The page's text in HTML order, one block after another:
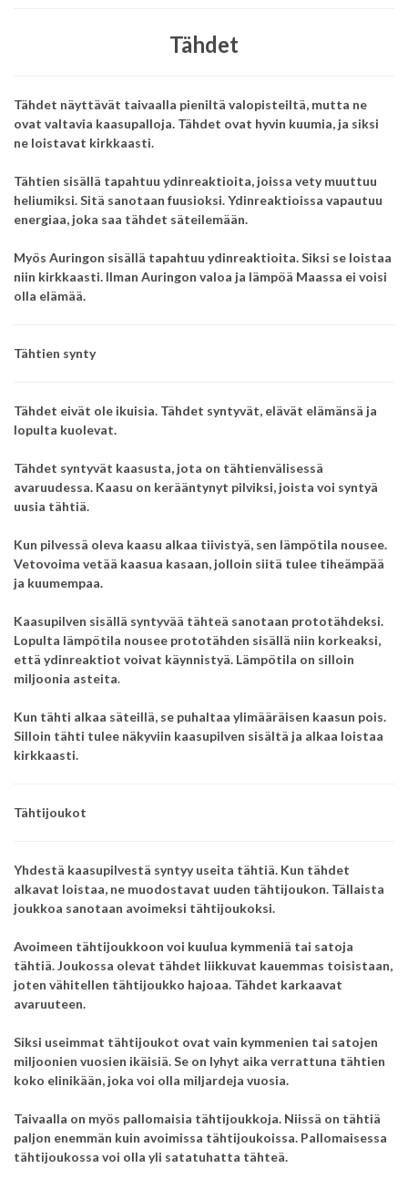
Tähdet
Tähdet näyttävät taivaalla pieniltä valopisteiltä, mutta ne
ovat valtavia kaasupalloja. Tähdet ovat hyvin kuumia, ja siksi
ne loistavat kirkkaasti.
Tähtien sisällä tapahtuu ydinreaktioita, joissa vety muuttuu
heliumiksi. Sitä sanotaan fuusioksi. Ydinreaktioissa vapautuu
energiaa, joka saa tähdet säteilemään.
Myös Auringon sisällä tapahtuu ydinreaktioita. Siksi se loistaa
niin kirkkaasti. Ilman Auringon valoa ja lämpöä Maassa ei voisi
olla elämää.
Tähtien synty
Tähdet eivät ole ikuisia. Tähdet syntyvät, elävät elämänsä ja
lopulta kuolevat.
Tähdet syntyvät kaasusta, jota on tähtienvälisessä
avaruudessa. Kaasu on kerääntynyt pilviksi, joista voi syntyä
uusia tähtiä.
Kun pilvessä oleva kaasu alkaa tiivistyä, sen lämpötila nousee.
Vetovoima vetää kaasua kasaan, jolloin siitä tulee tiheämpää
ja kuumempaa.
Kaasupilven sisällä syntyvää tähteä sanotaan prototähdeksi.
Lopulta lämpötila nousee prototähden sisällä niin korkeaksi,
että ydinreaktiot voivat käynnistyä. Lämpötila on silloin
miljoonia asteita.
Kun tähti alkaa säteillä, se puhaltaa ylimääräisen kaasun pois.
Silloin tähti tulee näkyviin kaasupilven sisältä ja alkaa loistaa
kirkkaasti.
Tähtijoukot
Yhdestä kaasupilvestä syntyy useita tähtiä. Kun tähdet
alkavat loistaa, ne muodostavat uuden tähtijoukon. Tällaista
joukkoa sanotaan avoimeksi tähtijoukoksi.
Avoimeen tähtijoukkoon voi kuulua kymmeniä tai satoja
tähtiä. Joukossa olevat tähdet liikkuvat kauemmas toisistaan,
joten vähitellen tähtijoukko hajoaa. Tähdet karkaavat
avaruuteen.
Siksi useimmat tähtijoukot ovat vain kymmenien tai satojen
miljoonien vuosien ikäisiä. Se on lyhyt aika verrattuna tähtien
koko elinikään, joka voi olla miljardeja vuosia.
Taivaalla on myös pallomaisia tähtijoukkoja. Niissä on tähtiä
paljon enemmän kuin avoimissa tähtijoukoissa. Pallomaisessa
tähtijoukossa voi olla yli satatuhatta tähteä.